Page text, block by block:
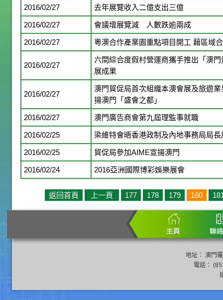
2016/02/27 去年展覽收入二億支出三億
2016/02/27 會議增展覽減 人數跌逾兩成
2016/02/27 粵澳合作產業園重點項目開工 藉區域
2016/02/27
六間綜合度假村營運商攜手推出「澳
展成果
2016/02/27
澳門貿促局首次組織本澳會展及旅遊
揚澳門「盛會之都」
2016/02/27 澳門廣告商會第九屆理監事就職
2016/02/25 梁維特會晤香港政制及內地事務局局長
2016/02/25 貿促局參加AIME宣揚澳門
2016/02/24 2016亞洲國際博彩娛樂展會
返回首頁 上一頁 177 178 179 180
地址： 澳門
電話：